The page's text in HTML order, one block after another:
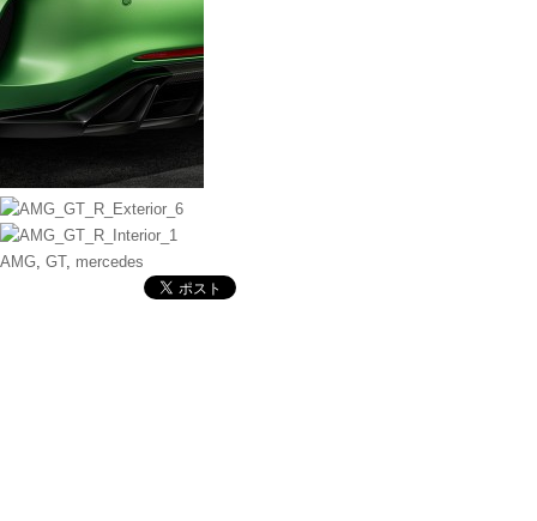
AMG, GT, mercedes